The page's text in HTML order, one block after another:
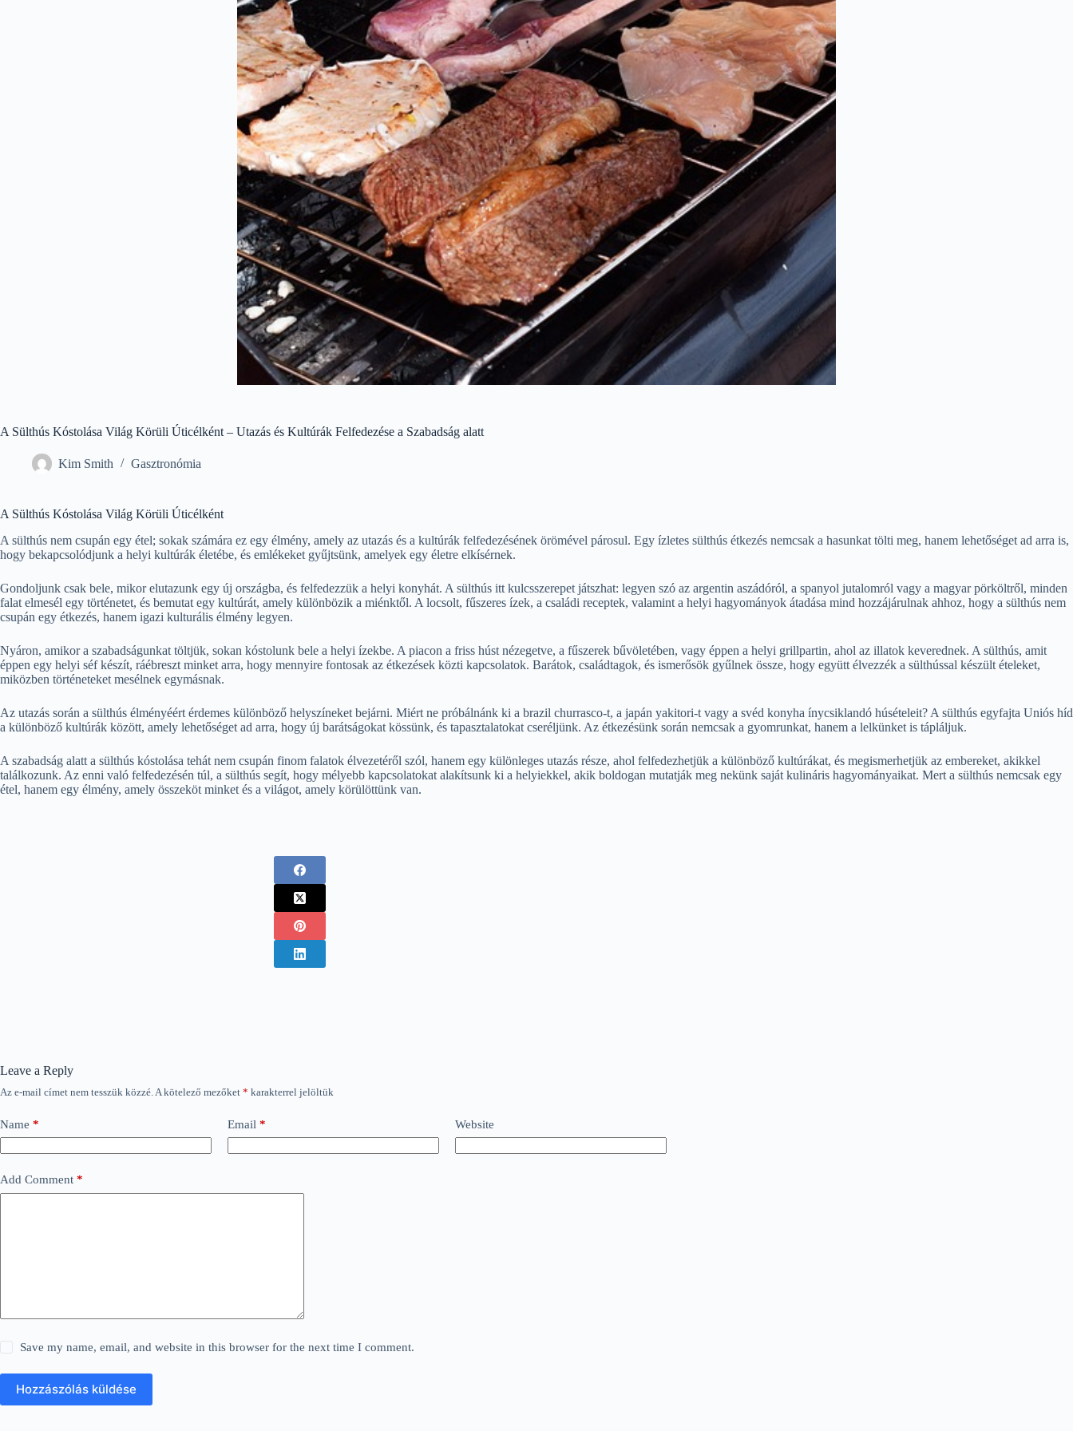
A Sülthús Kóstolása Világ Körüli Úticélként – Utazás és Kultúrák Felfedezése a Szabadság alatt
Kim Smith Gasztronómia
A Sülthús Kóstolása Világ Körüli Úticélként
A sülthús nem csupán egy étel; sokak számára ez egy élmény, amely az utazás és a kultúrák felfedezésének örömével párosul. Egy ízletes sülthús étkezés nemcsak a hasunkat tölti meg, hanem lehetőséget ad arra is,
hogy bekapcsolódjunk a helyi kultúrák életébe, és emlékeket gyűjtsünk, amelyek egy életre elkísérnek.
Gondoljunk csak bele, mikor elutazunk egy új országba, és felfedezzük a helyi konyhát. A sülthús itt kulcsszerepet játszhat: legyen szó az argentin aszádóról, a spanyol jutalomról vagy a magyar pörköltről, minden
falat elmesél egy történetet, és bemutat egy kultúrát, amely különbözik a miénktől. A locsolt, fűszeres ízek, a családi receptek, valamint a helyi hagyományok átadása mind hozzájárulnak ahhoz, hogy a sülthús nem
csupán egy étkezés, hanem igazi kulturális élmény legyen.
Nyáron, amikor a szabadságunkat töltjük, sokan kóstolunk bele a helyi ízekbe. A piacon a friss húst nézegetve, a fűszerek bűvöletében, vagy éppen a helyi grillpartin, ahol az illatok keverednek. A sülthús, amit
éppen egy helyi séf készít, ráébreszt minket arra, hogy mennyire fontosak az étkezések közti kapcsolatok. Barátok, családtagok, és ismerősök gyűlnek össze, hogy együtt élvezzék a sülthússal készült ételeket,
miközben történeteket mesélnek egymásnak.
Az utazás során a sülthús élményéért érdemes különböző helyszíneket bejárni. Miért ne próbálnánk ki a brazil churrasco-t, a japán yakitori-t vagy a svéd konyha ínycsiklandó húsételeit? A sülthús egyfajta Uniós híd
a különböző kultúrák között, amely lehetőséget ad arra, hogy új barátságokat kössünk, és tapasztalatokat cseréljünk. Az étkezésünk során nemcsak a gyomrunkat, hanem a lelkünket is tápláljuk.
A szabadság alatt a sülthús kóstolása tehát nem csupán finom falatok élvezetéről szól, hanem egy különleges utazás része, ahol felfedezhetjük a különböző kultúrákat, és megismerhetjük az embereket, akikkel
találkozunk. Az enni való felfedezésén túl, a sülthús segít, hogy mélyebb kapcsolatokat alakítsunk ki a helyiekkel, akik boldogan mutatják meg nekünk saját kulináris hagyományaikat. Mert a sülthús nemcsak egy
étel, hanem egy élmény, amely összeköt minket és a világot, amely körülöttünk van.
Leave a Reply
Az e-mail címet nem tesszük közzé. A kötelező mezőket * karakterrel jelöltük
Name * Email * Website
Add Comment *
Save my name, email, and website in this browser for the next time I comment.
Hozzászólás küldése